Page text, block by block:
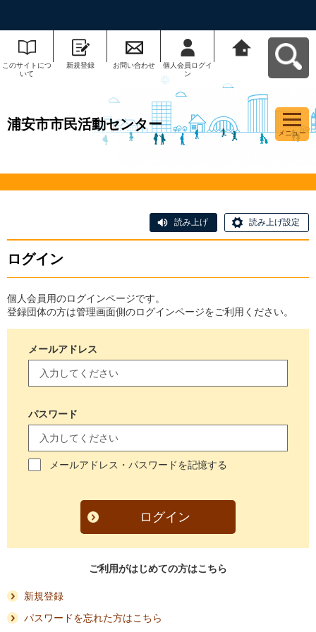
このサイトにつ
いて
新規登録 お問い合わせ
個人会員ログイ
ン
浦安市市民活動センター
メニュー
読み上げ 読み上げ設定
ログイン
個人会員用のログインページです。
登録団体の方は管理画面側のログインページをご利用ください。
メールアドレス
パスワード
メールアドレス・パスワードを記憶する
ログイン
ご利用がはじめての方はこちら
新規登録
パスワードを忘れた方はこちら